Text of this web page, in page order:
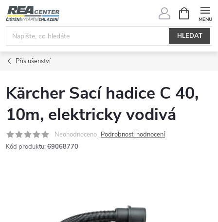
Přejít
na
obsah
HLEDAT
NÁKUPNÍ
KOŠÍK
Příslušenství
Kärcher Sací hadice C 40,
10m, elektricky vodivá
Neohodnoceno Podrobnosti hodnocení
Kód produktu: 69068770